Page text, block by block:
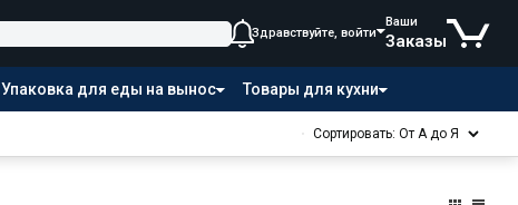
Здравствуйте, войти
Ваши
Заказы
Упаковка для еды на вынос Товары для кухни
Сортировать: От А до Я